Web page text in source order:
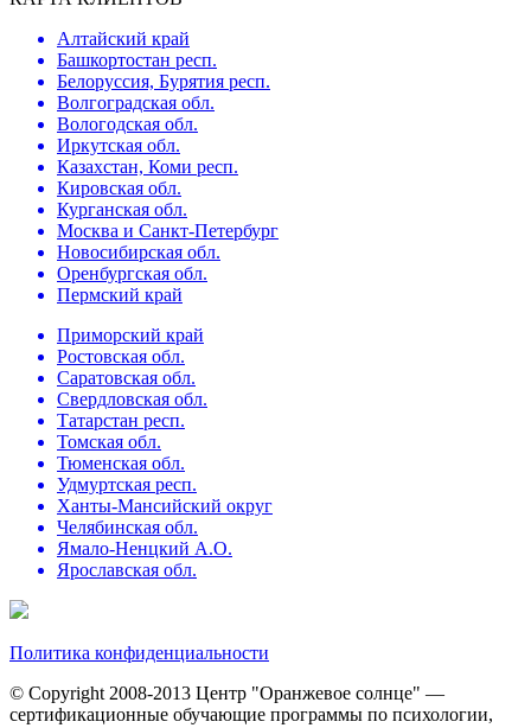
Алтайский край
Башкортостан респ.
Белорусcия, Бурятия респ.
Волгоградская обл.
Вологодская обл.
Иркутская обл.
Казахстан, Коми респ.
Кировская обл.
Курганская обл.
Москва и Санкт-Петербург
Новосибирская обл.
Оренбургская обл.
Пермский край
Приморский край
Ростовская обл.
Саратовская обл.
Свердловская обл.
Татарстан респ.
Томская обл.
Тюменская обл.
Удмуртская респ.
Ханты-Мансийский округ
Челябинская обл.
Ямало-Ненцкий А.О.
Ярославская обл.
Политика конфиденциальности
© Copyright 2008-2013 Центр "Оранжевое солнце" —
сертификационные обучающие программы по психологии,